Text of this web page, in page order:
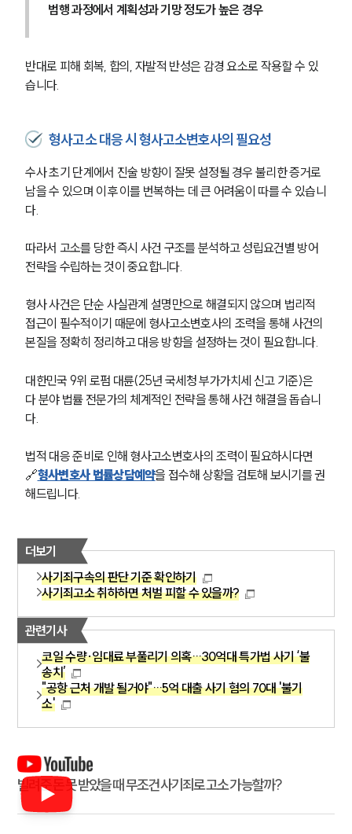
그룹소개
고객의 소리
통합검색
AI대륜
업무사례
형사 주요 업무사례
사례분석/최신동향
형사 법률정보
형사소송·상담후기
업무분야
형사그룹 업무
범행 과정에서 계획성과 기망 정도가 높은 경우
반대로 피해 회복, 합의, 자발적 반성은 감경 요소로 작용할 수 있
습니다.
형사고소 대응 시 형사고소변호사의 필요성
수사 초기 단계에서 진술 방향이 잘못 설정될 경우 불리한 증거로
남을 수 있으며 이후 이를 번복하는 데 큰 어려움이 따를 수 있습니
다.
따라서 고소를 당한 즉시 사건 구조를 분석하고 성립요건별 방어
전략을 수립하는 것이 중요합니다.
형사 사건은 단순 사실관계 설명만으로 해결되지 않으며 법리적
접근이 필수적이기 때문에 형사고소변호사의 조력을 통해 사건의
본질을 정확히 정리하고 대응 방향을 설정하는 것이 필요합니다.
대한민국 9위 로펌 대륜(25년 국세청 부가가치세 신고 기준)은
다 분야 법률 전문가의 체계적인 전략을 통해 사건 해결을 돕습니
다.
법적 대응 준비로 인해 형사고소변호사의 조력이 필요하시다면
🔗형사변호사 법률상담예약을 접수해 상황을 검토해 보시기를 권
해드립니다.
더보기
사기죄구속의 판단 기준 확인하기
사기죄고소 취하하면 처벌 피할 수 있을까?
관련기사
코일 수량·임대료 부풀리기 의혹…30억대 특가법 사기 ‘불
송치’
"공항 근처 개발 될거야"…5억 대출 사기 혐의 70대 '불기
소'
빌려준 돈 못 받았을 때 무조건 사기죄로 고소 가능할까?